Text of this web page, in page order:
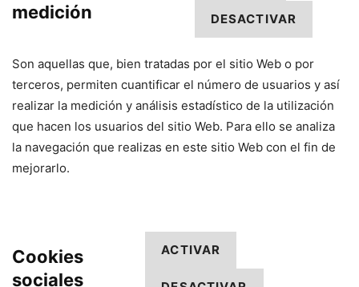
medición
DESACTIVAR
Son aquellas que, bien tratadas por el sitio Web o por
terceros, permiten cuantificar el número de usuarios y así
realizar la medición y análisis estadístico de la utilización
que hacen los usuarios del sitio Web. Para ello se analiza
la navegación que realizas en este sitio Web con el fin de
mejorarlo.
Cookies
sociales
ACTIVAR